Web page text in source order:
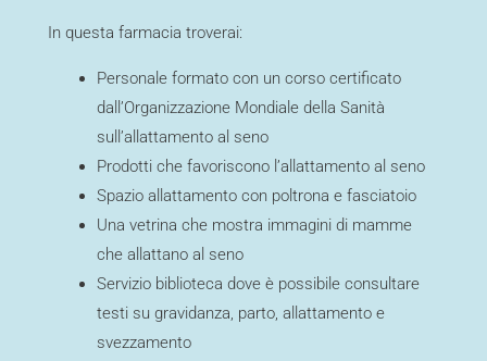
In questa farmacia troverai:
Personale formato con un corso certificato
dall’Organizzazione Mondiale della Sanità
sull’allattamento al seno
Prodotti che favoriscono l’allattamento al seno
Spazio allattamento con poltrona e fasciatoio
Una vetrina che mostra immagini di mamme
che allattano al seno
Servizio biblioteca dove è possibile consultare
testi su gravidanza, parto, allattamento e
svezzamento